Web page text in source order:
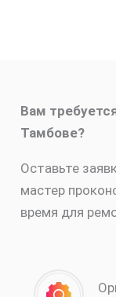
Вам
Тамбове?
Оставьте
мастер
время для